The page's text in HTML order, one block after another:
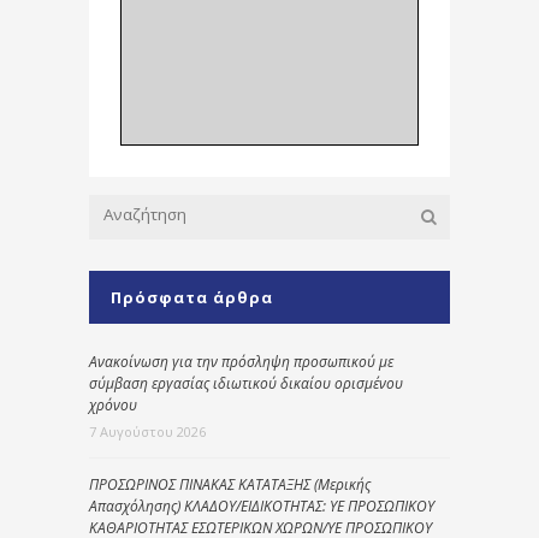
Πρόσφατα άρθρα
Ανακοίνωση για την πρόσληψη προσωπικού με
σύμβαση εργασίας ιδιωτικού δικαίου ορισμένου
χρόνου
7 Αυγούστου 2026
ΠΡΟΣΩΡΙΝΟΣ ΠΙΝΑΚΑΣ ΚΑΤΑΤΑΞΗΣ (Μερικής
Απασχόλησης) ΚΛΑΔΟΥ/ΕΙΔΙΚΟΤΗΤΑΣ: ΥΕ ΠΡΟΣΩΠΙΚΟΥ
ΚΑΘΑΡΙΟΤΗΤΑΣ ΕΣΩΤΕΡΙΚΩΝ ΧΩΡΩΝ/ΥΕ ΠΡΟΣΩΠΙΚΟΥ